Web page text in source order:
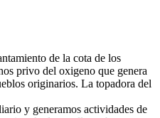
de la cota de los
privo del oxigeno que genera
originarios. La topadora del
y generamos actividades de